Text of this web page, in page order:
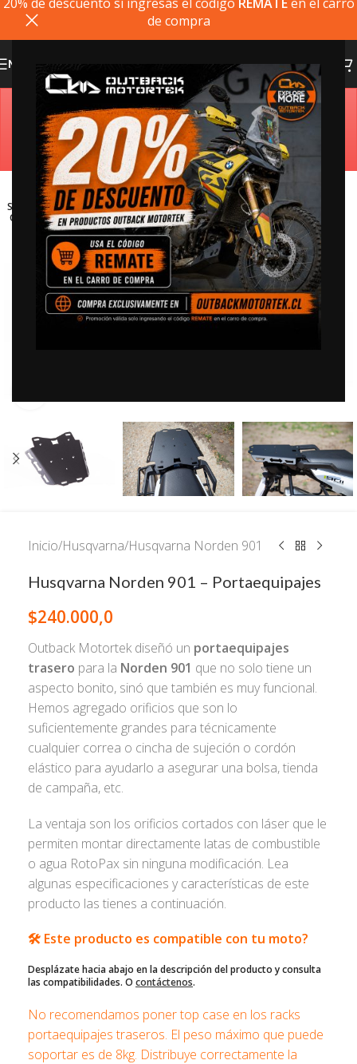
de compra
MENU
Estimado cliente, si el producto que busca no está
disponible, puede comprarlo directamente en
outbackmotortek.com
SOLD
OUT
Inicio/Husqvarna/Husqvarna Norden 901
Husqvarna Norden 901 – Portaequipajes
$240.000,0
Outback Motortek diseñó un portaequipajes
trasero para la Norden 901 que no solo tiene un
aspecto bonito, sinó que también es muy funcional.
Hemos agregado orificios que son lo
suficientemente grandes para técnicamente
cualquier correa o cincha de sujeción o cordón
elástico para ayudarlo a asegurar una bolsa, tienda
de campaña, etc.
La ventaja son los orificios cortados con láser que le
permiten montar directamente latas de combustible
o agua RotoPax sin ninguna modificación. Lea
algunas especificaciones y características de este
producto las tienes a continuación.
🛠️ Este producto es compatible con tu moto?
Desplázate hacia abajo en la descripción del producto y consulta
las compatibilidades. O contáctenos.
No recomendamos poner top case en los racks
portaequipajes traseros. El peso máximo que puede
soportar es de 8kg. Distribuye correctamente la